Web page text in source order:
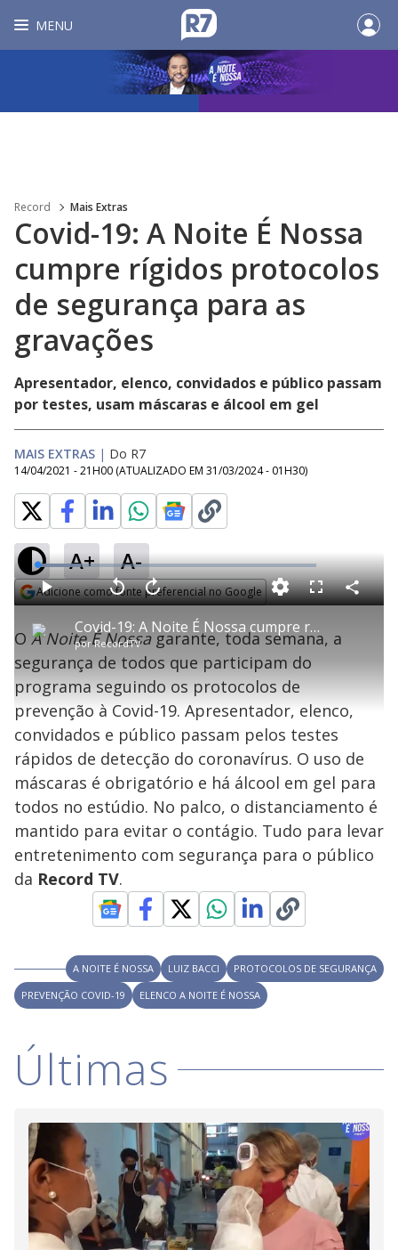
MENU
Record Mais Extras
Covid-19: A Noite É Nossa
cumpre rígidos protocolos
de segurança para as
gravações
Apresentador, elenco, convidados e público passam
por testes, usam máscaras e álcool em gel
MAIS EXTRAS | Do R7
14/04/2021 - 21H00 (ATUALIZADO EM 31/03/2024 - 01H30)
A+ A-
Adicione como fonte preferencial no Google
P
l
a
y
V
i
d
e
o
Covid-19: A Noite É Nossa cumpre rígidos protocolos de segurança para as gravações
porRecordTV
P V
l
a
r
0
e
g
u
n
d
s
A
a
n
ç
a
1
s
e
u
n
d
s
M
d
L
o
a
d
e
5
.
7
4
F
l
s
c
C
o
O A Noite É Nossagarante, toda semana, a
segurança de todos que participam do
programa seguindo os protocolos de
prevenção à Covid-19. Apresentador, elenco,
convidados e público passam pelos testes
rápidos de detecção do coronavírus. O uso de
máscaras é obrigatório e há álcool em gel para
todos no estúdio. No palco, o distanciamento é
mantido para evitar o contágio. Tudo para levar
entretenimento com segurança para o público
da Record TV.
A NOITE É NOSSA LUIZ BACCI
PROTOCOLOS DE SEGURANÇA
PREVENÇÃO COVID-19
ELENCO A NOITE É NOSSA
Últimas